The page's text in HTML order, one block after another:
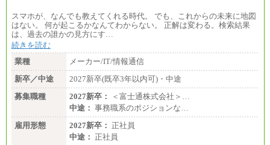
スマホが、なんでも教えてくれる時代。 でも、これからの未来に地図
はない。 何が起こるかなんてわからない。 正解は変わる。検索結果
は、過去の誰かの見方にす…
続きを読む
業種
メーカー/IT/情報通信
新卒／中途
2027新卒(既卒3年以内可)・中途
募集職種
2027新卒：
＜富士通株式会社＞…
中途： 事務職系のポジションな…
雇用形態
2027新卒： 正社員
中途： 正社員